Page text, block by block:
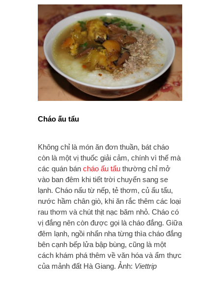
Cháo ấu tẩu
Không chỉ là món ăn đơn thuần, bát cháo
còn là một vị thuốc giải cảm, chính vì thế mà
các quán bán cháo ấu tẩu thường chỉ mở
vào ban đêm khi tiết trời chuyển sang se
lạnh. Cháo nấu từ nếp, tẻ thơm, củ ấu tẩu,
nước hầm chân giò, khi ăn rắc thêm các loại
rau thơm và chút thịt nạc băm nhỏ. Cháo có
vị đắng nên còn được gọi là cháo đắng. Giữa
đêm lạnh, ngồi nhẩn nha từng thìa cháo đắng
bên cạnh bếp lửa bập bùng, cũng là một
cách khám phá thêm về văn hóa và ẩm thực
của mảnh đất Hà Giang. Ảnh: Viettrip